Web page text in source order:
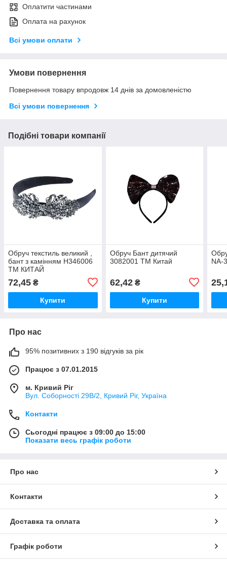
Оплатити частинами
Оплата на рахунок
Всі умови оплати
Умови повернення
Повернення товару впродовж 14 днів за домовленістю
Всі умови повернення
Подібні товари компанії
Обруч текстиль великий ,
бант з камінням H346006
ТМ КИТАЙ
72,45 ₴
Купити
Обруч Бант дитячий
3082001 ТМ Китай
62,42₴
Купити
NA-
Про нас
95% позитивних з 190 відгуків за рік
Працює з 07.01.2015
м. Кривий Ріг
Вул. Соборності 29В/2, Кривий Ріг, Україна
Контакти
Сьогодні працює з 09:00 до 15:00
Показати весь графік роботи
Про нас
Контакти
Доставка та оплата
Графік роботи